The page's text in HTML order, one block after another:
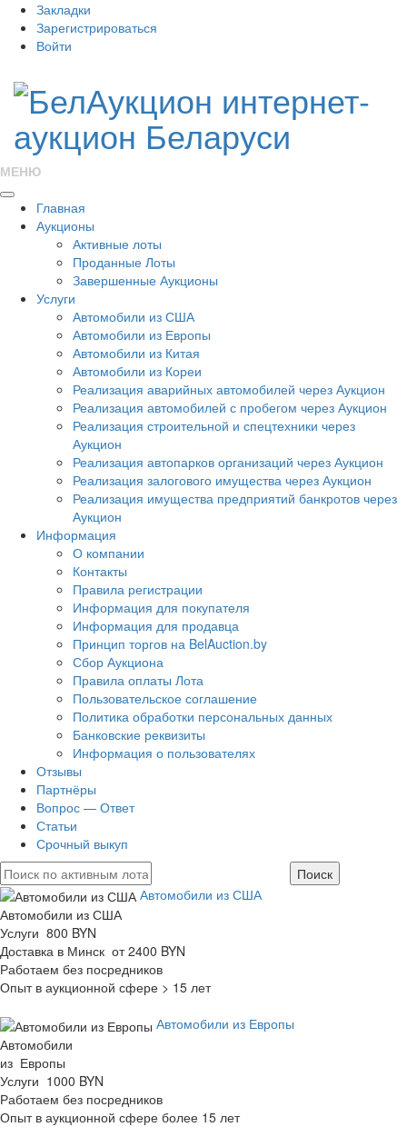
Закладки
Зарегистрироваться
Войти
МЕНЮ
Главная
Аукционы
Активные лоты
Проданные Лоты
Завершенные Аукционы
Услуги
Автомобили из США
Автомобили из Европы
Автомобили из Китая
Автомобили из Кореи
Реализация аварийных автомобилей через Аукцион
Реализация автомобилей с пробегом через Аукцион
Реализация строительной и спецтехники через
Аукцион
Реализация автопарков организаций через Аукцион
Реализация залогового имущества через Аукцион
Реализация имущества предприятий банкротов через
Аукцион
Информация
О компании
Контакты
Правила регистрации
Информация для покупателя
Информация для продавца
Принцип торгов на BelAuction.by
Сбор Аукциона
Правила оплаты Лота
Пользовательское соглашение
Политика обработки персональных данных
Банковские реквизиты
Информация о пользователях
Отзывы
Партнёры
Вопрос — Ответ
Статьи
Срочный выкуп
Автомобили из США
Автомобили из США
Услуги 800 BYN
Доставка в Минск от 2400 BYN
Работаем без посредников
Опыт в аукционной сфере > 15 лет
Автомобили из Европы
Автомобили
из Европы
Услуги 1000 BYN
Работаем без посредников
Опыт в аукционной сфере более 15 лет